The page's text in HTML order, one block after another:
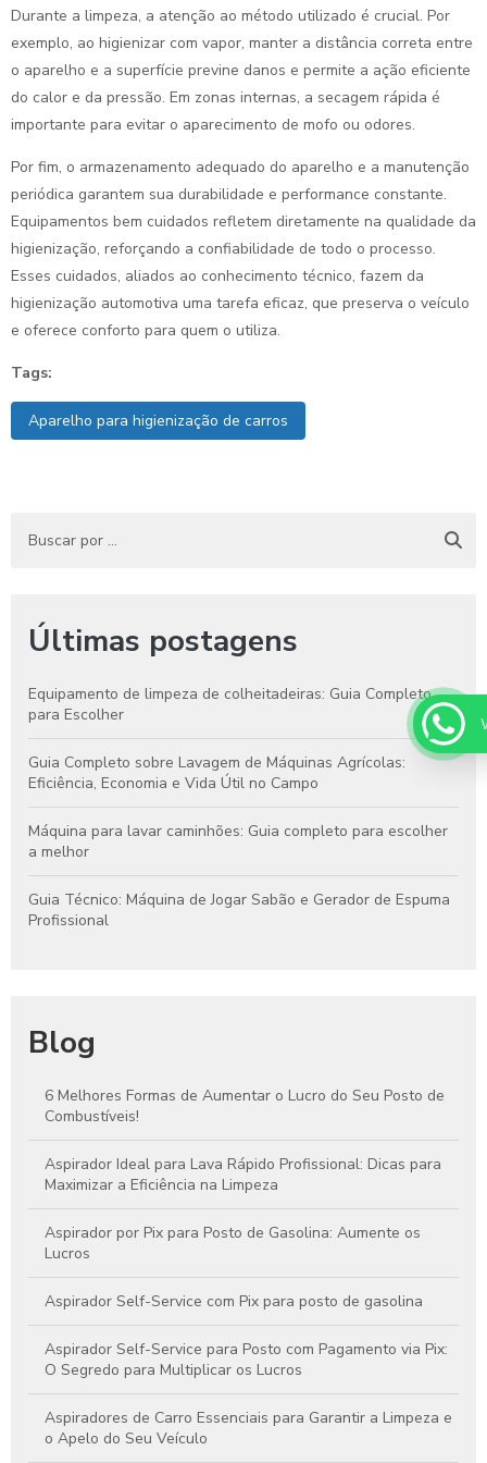
Durante a limpeza, a atenção ao método utilizado é crucial. Por
exemplo, ao higienizar com vapor, manter a distância correta entre
o aparelho e a superfície previne danos e permite a ação eficiente
do calor e da pressão. Em zonas internas, a secagem rápida é
importante para evitar o aparecimento de mofo ou odores.
Por fim, o armazenamento adequado do aparelho e a manutenção
periódica garantem sua durabilidade e performance constante.
Equipamentos bem cuidados refletem diretamente na qualidade da
higienização, reforçando a confiabilidade de todo o processo.
Esses cuidados, aliados ao conhecimento técnico, fazem da
higienização automotiva uma tarefa eficaz, que preserva o veículo
e oferece conforto para quem o utiliza.
Tags:
Aparelho para higienização de carros
Últimas postagens
Equipamento de limpeza de colheitadeiras: Guia Completo
para Escolher
Guia Completo sobre Lavagem de Máquinas Agrícolas:
Eficiência, Economia e Vida Útil no Campo
Máquina para lavar caminhões: Guia completo para escolher
a melhor
Guia Técnico: Máquina de Jogar Sabão e Gerador de Espuma
Profissional
Blog
6 Melhores Formas de Aumentar o Lucro do Seu Posto de
Combustíveis!
Aspirador Ideal para Lava Rápido Profissional: Dicas para
Maximizar a Eficiência na Limpeza
Aspirador por Pix para Posto de Gasolina: Aumente os
Lucros
Aspirador Self-Service com Pix para posto de gasolina
Aspirador Self-Service para Posto com Pagamento via Pix:
O Segredo para Multiplicar os Lucros
Aspiradores de Carro Essenciais para Garantir a Limpeza e
o Apelo do Seu Veículo